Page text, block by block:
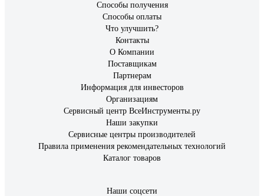
Способы получения
Способы оплаты
Что улучшить?
Контакты
О Компании
Поставщикам
Партнерам
Информация для инвесторов
Организациям
Сервисный центр ВсеИнструменты.ру
Наши закупки
Сервисные центры производителей
Правила применения рекомендательных технологий
Каталог товаров
Наши соцсети